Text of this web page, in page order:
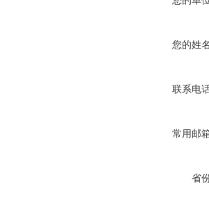
您的姓
联系电
常用邮
省